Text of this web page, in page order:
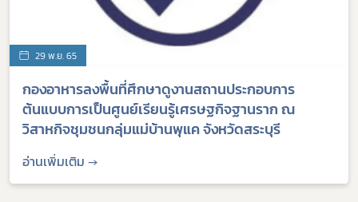
29 พ.ย. 65
กองอาหารลงพื้นที่ศึกษาดูงานสถานประกอบการ
ต้นแบบการเป็นศูนย์เรียนรู้เศรษฐกิจฐานราก ณ
วิสาหกิจชุมชนกลุ่มแม่บ้านพุแค จังหวัดสระบุรี
อ่านเพิ่มเติม →